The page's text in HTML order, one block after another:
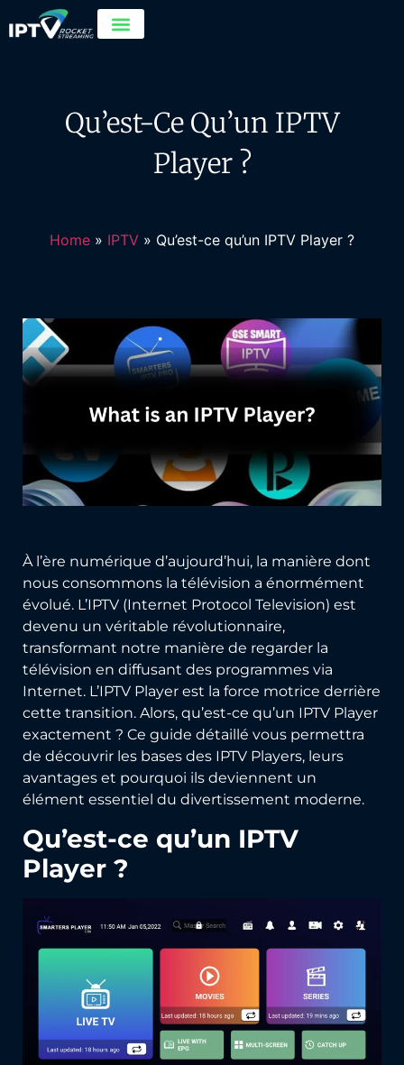
Qu’est-Ce Qu’un IPTV
Player ?
Home » IPTV » Qu’est-ce qu’un IPTV Player ?
À l’ère numérique d’aujourd’hui, la manière dont
nous consommons la télévision a énormément
évolué. L’IPTV (Internet Protocol Television) est
devenu un véritable révolutionnaire,
transformant notre manière de regarder la
télévision en diffusant des programmes via
Internet. L’IPTV Player est la force motrice derrière
cette transition. Alors, qu’est-ce qu’un IPTV Player
exactement ? Ce guide détaillé vous permettra
de découvrir les bases des IPTV Players, leurs
avantages et pourquoi ils deviennent un
élément essentiel du divertissement moderne.
Qu’est-ce qu’un IPTV
Player ?